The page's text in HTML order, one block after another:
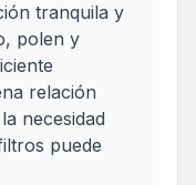
tranquila y
polen y
relación
necesidad
puede